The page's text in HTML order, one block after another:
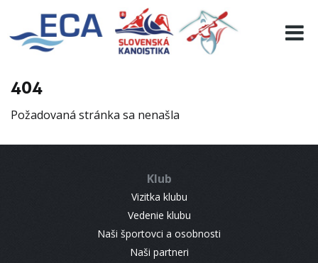
404
Požadovaná stránka sa nenašla
Klub
Vizitka klubu
Vedenie klubu
Naši športovci a osobnosti
Naši partneri
EURO 19
INFO
RESULTS
CONTACT